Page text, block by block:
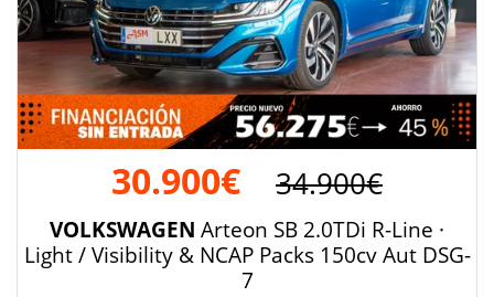
30.900€ 34.900€
VOLKSWAGEN Arteon SB 2.0TDi R-Line ·
Light / Visibility & NCAP Packs 150cv Aut DSG-
7